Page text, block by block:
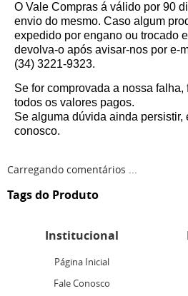
O Vale Compras á válido por 90
envio do mesmo. Caso algum
expedido por engano ou trocado
devolva-o após avisar-nos por e-
(34) 3221-9323.
Se for comprovada a nossa falha,
todos os valores pagos.
Se alguma dúvida ainda persistir,
conosco.
Carregando comentários ...
Tags do Produto
Institucional
Página Inicial
Fale Conosco